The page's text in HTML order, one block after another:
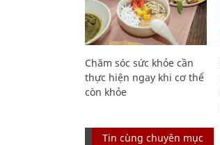
Chăm sóc sức khỏe cần
thực hiện ngay khi cơ thể
còn khỏe
Tin cùng chuyên mục